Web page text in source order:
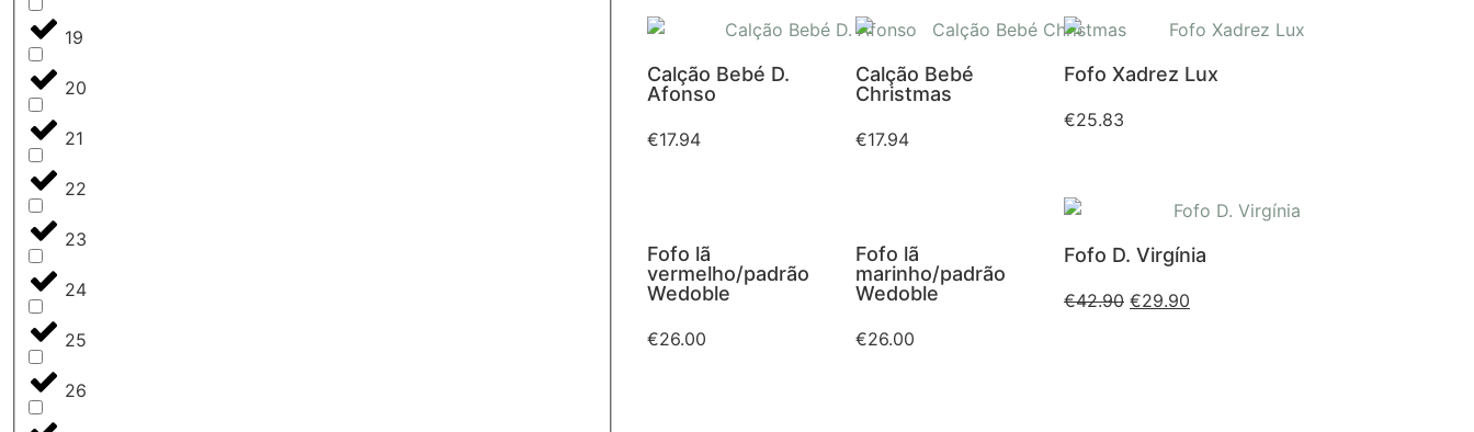
19
20
21
22
23
24
25
26
Calção Bebé D.
Afonso
€17.94
Calção Bebé
Christmas
€17.94
Fofo Xadrez Lux
€25.83
Fofo lã
vermelho/padrão
Wedoble
€26.00
Fofo lã
marinho/padrão
Wedoble
€26.00
Fofo D. Virgínia
€42.90 €29.90